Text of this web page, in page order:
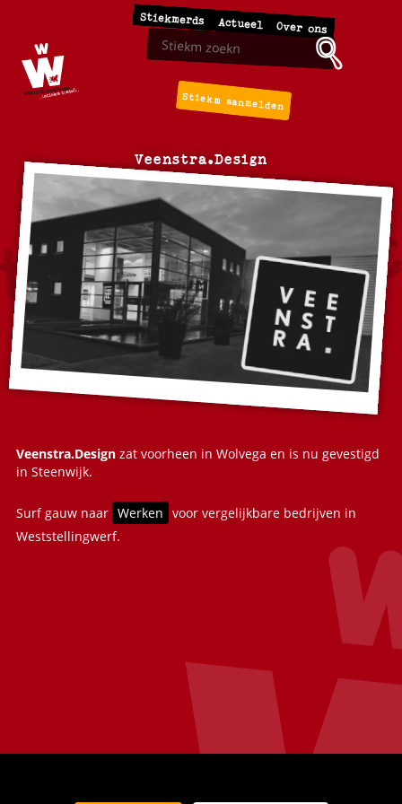
Stiekmerds Actueel Over ons
Stiekm aanmelden
Veenstra.Design
Veenstra.Design zat voorheen in Wolvega en is nu gevestigd
in Steenwijk.
Surf gauw naar Werken voor vergelijkbare bedrijven in
Weststellingwerf.